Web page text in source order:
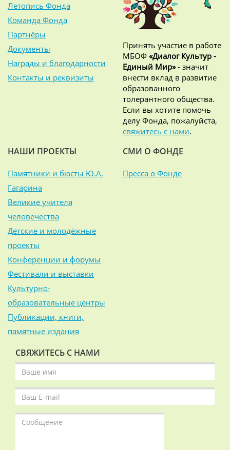
Летопись Фонда
Команда Фонда
Партнёры
Документы
Награды и благодарности
Контакты и реквизиты
Принять участие в работе
МБОФ «Диалог Культур -
Единый Мир»- значит
внести вклад в развитие
образованного
толерантного общества.
Если вы хотите помочь
делу Фонда, пожалуйста,
свяжитесь с нами.
НАШИ ПРОЕКТЫ
Памятники и бюсты Ю.А.
Гагарина
Великие учителя
человечества
Детские и молодёжные
проекты
Конференции и форумы
Фестивали и выставки
Культурно-
образовательные центры
Публикации, книги,
памятные издания
СМИ О ФОНДЕ
Пресса о Фонде
СВЯЖИТЕСЬ С НАМИ